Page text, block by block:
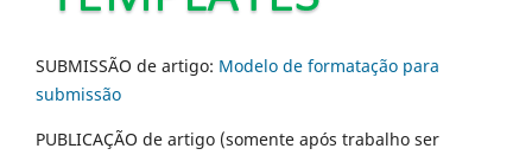
SUBMISSÃO de artigo: Modelo de formatação para
submissão
PUBLICAÇÃO de artigo (somente após trabalho ser